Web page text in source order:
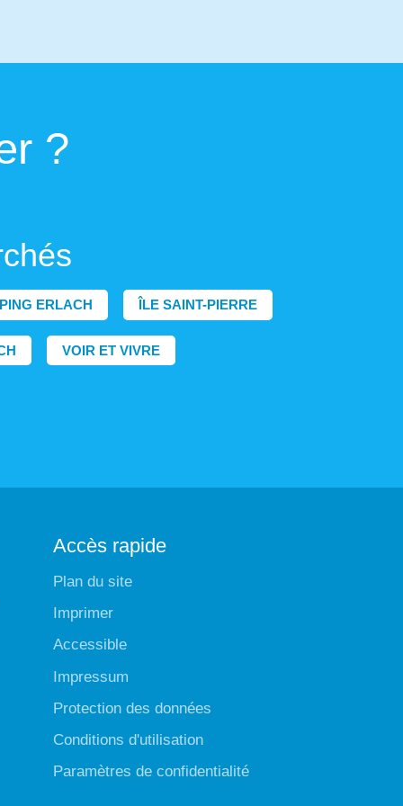
?
ERLACH ÎLE SAINT-PIERRE
VOIR ET VIVRE
Accès rapide
Plan du site
Imprimer
Accessible
Impressum
Protection des données
Conditions d'utilisation
Paramètres de confidentialité